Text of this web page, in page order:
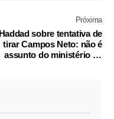
Próxima
Haddad sobre tentativa de
tirar Campos Neto: não é
assunto do ministério da